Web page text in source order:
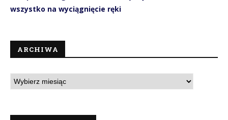
wszystko na wyciągnięcie ręki
ARCHIWA